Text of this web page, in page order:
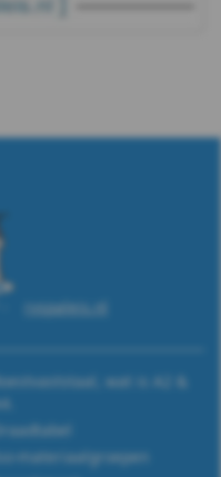
rvspaleis.nl
wat is A2 &
Draadtabel
Iso-materiaalgroepen